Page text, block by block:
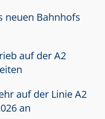
neuen Bahnhofs
auf der A2
auf der Linie A2
an